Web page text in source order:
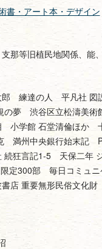
書・アート本・デザイン
那等旧植民地関係、能
郎 練達の人 平凡社
の夢 渋谷区立松濤美
小学館 石堂清倫ほか
満州中央銀行始末記
狂言記1-5 天保二年
定300部 毎日コミュニ
店 重要無形民俗文化